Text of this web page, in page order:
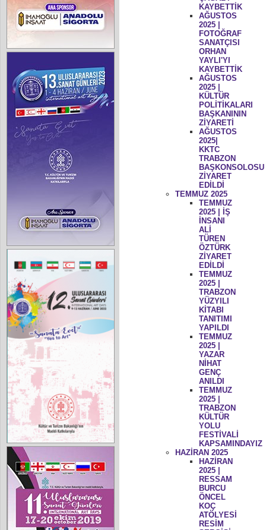
KAYBETTİK
AĞUSTOS
2025 |
FOTOĞRAF
SANATÇISI
ORHAN
YAYLI'YI
KAYBETTİK
AĞUSTOS
2025 |
KÜLTÜR
POLİTİKALARI
BAŞKANININ
ZİYARETİ
AĞUSTOS
2025|
KKTC
TRABZON
BAŞKONSOLOSU
ZİYARET
EDİLDİ
TEMMUZ 2025
TEMMUZ
2025 | İŞ
İNSANI
ALİ
TÜREN
ÖZTÜRK
ZİYARET
EDİLDİ
TEMMUZ
2025 |
TRABZON
YÜZYILI
KİTABI
TANITIMI
YAPILDI
TEMMUZ
2025 |
YAZAR
NİHAT
GENÇ
ANILDI
TEMMUZ
2025 |
TRABZON
KÜLTÜR
YOLU
FESTİVALİ
KAPSAMINDAYIZ
HAZİRAN 2025
HAZİRAN
2025 |
RESSAM
BURCU
ÖNCEL
KOÇ
ATÖLYESİ
RESİM